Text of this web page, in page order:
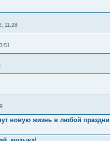
11:28
новую жизнь в любой